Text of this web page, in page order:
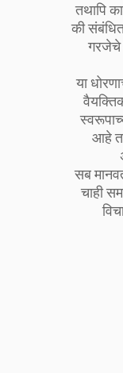
तथापि
की
गरजेचे
या
आहे
सब
चाही